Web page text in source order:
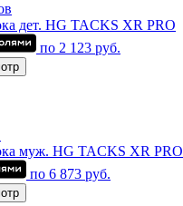
дет. HG TACKS XR PRO
по 2 123 руб.
муж. HG TACKS XR PRO
по 6 873 руб.